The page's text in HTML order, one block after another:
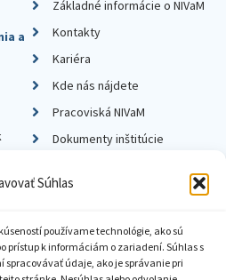
Súhlas
používame technológie, ako sú
prístup k informáciám o zariadení. Súhlas s
údaje, ako je správanie pri
a
Základné informácie o NIVaM
Kontakty
Kariéra
Kde nás nájdete
Pracoviská NIVaM
Dokumenty inštitúcie